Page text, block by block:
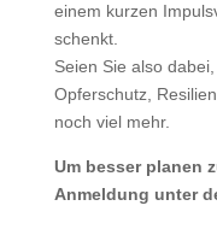
einem kurzen
schenkt.
Seien Sie also
Opferschutz,
noch viel mehr.
Um besser planen
Anmeldung unter